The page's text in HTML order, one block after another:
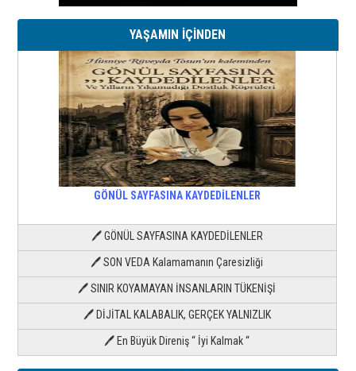
YAŞAMIN İÇİNDEN
GÖNÜL SAYFASINA KAYDEDİLENLER
🖊 GÖNÜL SAYFASINA KAYDEDİLENLER
🖊 SON VEDA Kalamamanın Çaresizliği
🖊 SINIR KOYAMAYAN İNSANLARIN TÜKENİŞİ
🖊 DİJİTAL KALABALIK, GERÇEK YALNIZLIK
🖊 En Büyük Direniş “ İyi Kalmak “